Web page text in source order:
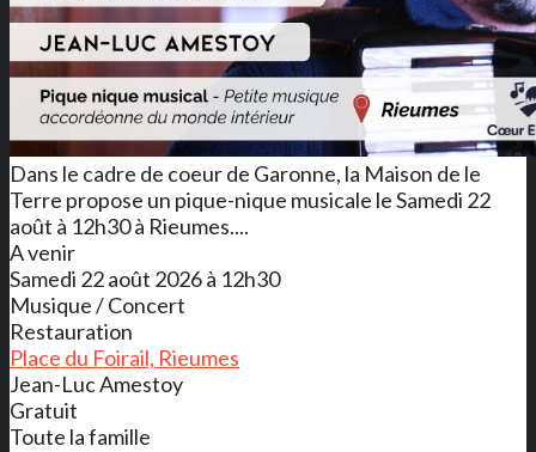
Dans le cadre de coeur de Garonne, la Maison de le
Terre propose un pique-nique musicale le Samedi 22
août à 12h30 à Rieumes....
A venir
Samedi 22 août 2026 à 12h30
Musique / Concert
Restauration
Place du Foirail, Rieumes
Jean-Luc Amestoy
Gratuit
Toute la famille